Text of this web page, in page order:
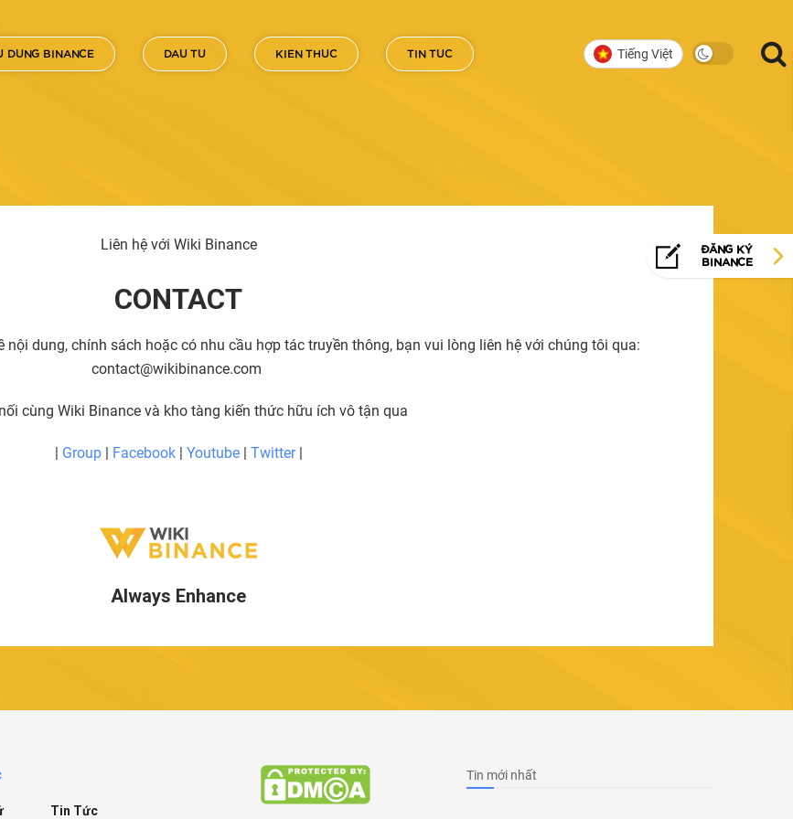
DUNG BINANCE DAU TU KIEN THUC TIN TUC Tiếng Việt
Liên hệ với Wiki Binance
CONTACT
dung, chính sách hoặc có nhu cầu hợp tác truyền thông, bạn vui lòng liên hệ với chúng tôi qua:
contact@wikibinance.com
cùng Wiki Binance và kho tàng kiến thức hữu ích vô tận qua
| Group| Facebook| Youtube| Twitter|
Always Enhance
Tin Tức
Tin mới nhất
ĐĂNG KÝ
BINANCE